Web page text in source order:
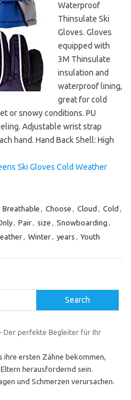
Waterproof
Thinsulate Ski
Gloves. Gloves
equipped with
3M Thinsulate
insulation and
waterproof lining,
great for cold
or snowy conditions. PU
Adjustable wrist strap
hand. Hand Back Shell: High
Ski Gloves Cold Weather
Breathable , Choose , Cloud , Cold ,
, Pair, size , Snowboarding ,
, Winter, years , Youth
Search
Der perfekte Begleiter für Ihr
ihre ersten Zähne bekommen,
herausfordernd sein.
und Schmerzen verursachen.